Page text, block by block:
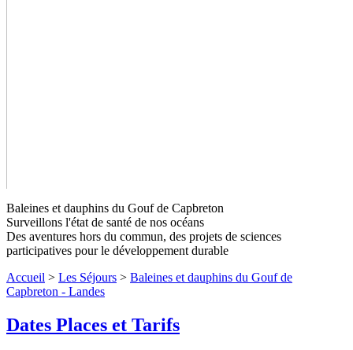
Baleines et dauphins du Gouf de
Capbreton - LandesNiveaux 1 à 4
A bord d'un bateau, venez identifier des mammifères marins et
d'autres animaux du large de Capbreton (Landes). Des activités
Baleines et dauphins du Gouf de Capbreton
Surveillons l'état de santé de nos océans
Des aventures hors du commun, des projets de sciences
participatives pour le développement durable
Accueil > Les Séjours > Baleines et dauphins du Gouf de
Capbreton - Landes
Dates Places et Tarifs